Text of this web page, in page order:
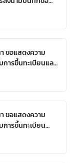
ขอแสดงความ
ารขึ้นทะเบียนและ
ยราชภัฏเลย
ขอแสดงความ
ารขึ้นทะเบียน